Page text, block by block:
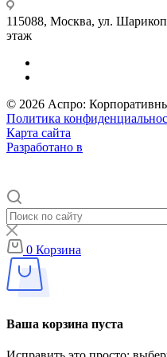
115088, Москва, ул.
этаж
© 2026 Аспро:
Политика
Карта сайта
Разработано в
0 Корзина
Ваша корзина пуста